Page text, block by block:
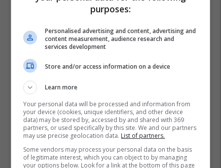
purposes:
Personalised advertising and content, advertising and
content measurement, audience research and
services development
Store and/or access information on a device
Learn more
Your personal data will be processed and information from
your device (cookies, unique identifiers, and other device
data) may be stored by, accessed by and shared with 369
partners, or used specifically by this site. We and our partners
may use precise geolocation data. List of partners.
Some vendors may process your personal data on the basis
of legitimate interest, which you can object to by managing
your options below. Look for a link at the bottom of this page